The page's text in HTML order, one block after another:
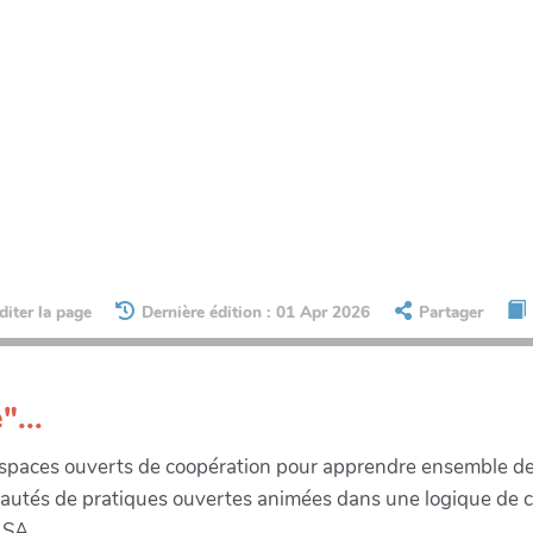
la page Dernière édition : 01 Apr 2026 Partager